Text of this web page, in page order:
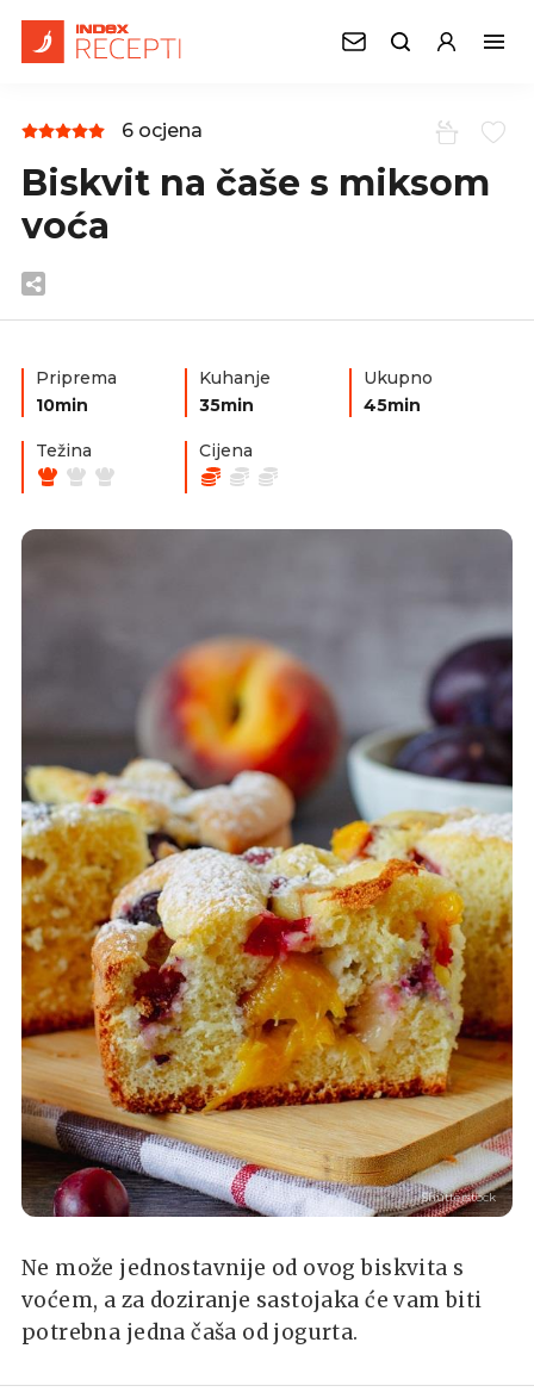
6 ocjena
Biskvit na čaše s miksom
voća
Priprema
10min
Kuhanje
35min
Ukupno
45min
Težina Cijena
Shutterstock
Ne može jednostavnije od ovog biskvita s
voćem, a za doziranje sastojaka će vam biti
potrebna jedna čaša od jogurta.